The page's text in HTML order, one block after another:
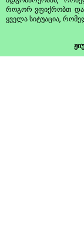
როგორ ვფიქრობთ და
ყველა სიტუაცია,